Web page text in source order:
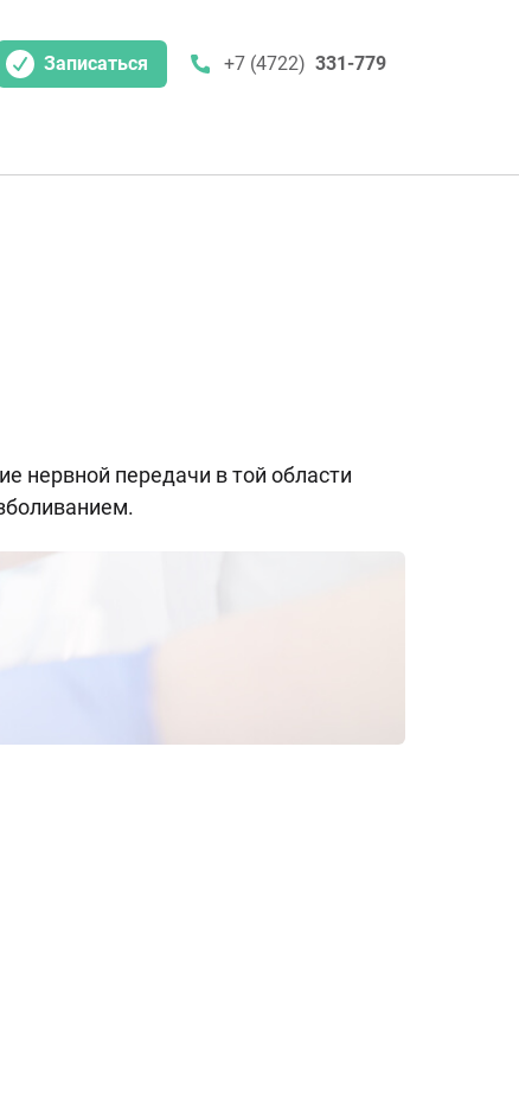
Записаться +7 (4722) 331-779
нервной передачи в той области